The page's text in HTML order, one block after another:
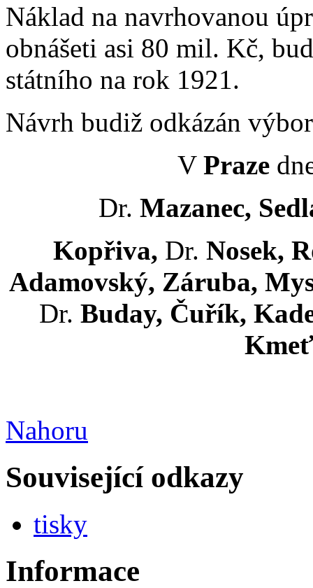
Náklad na navrhovanou
obnášeti asi 80 mil. Kč,
státního na rok 1921.
Návrh budiž odkázán
V Praze
Dr. Mazanec,
Kopřiva, Dr. Nosek,
Adamovský, Záruba,
Dr. Buday, Čuřík,
Nahoru
Související odkazy
tisky
Informace